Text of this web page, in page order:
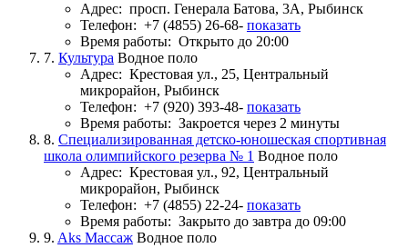
Адрес: просп. Генерала Батова, 3А, Рыбинск
Телефон: +7 (4855) 26-68- показать
Время работы: Открыто до 20:00
7. Культура Водное поло
Адрес: Крестовая ул., 25, Центральный
микрорайон, Рыбинск
Телефон: +7 (920) 393-48- показать
Время работы: Закроется через 2 минуты
8. Специализированная детско-юношеская спортивная
школа олимпийского резерва № 1 Водное поло
Адрес: Крестовая ул., 92, Центральный
микрорайон, Рыбинск
Телефон: +7 (4855) 22-24- показать
Время работы: Закрыто до завтра до 09:00
9. Aks Массаж Водное поло